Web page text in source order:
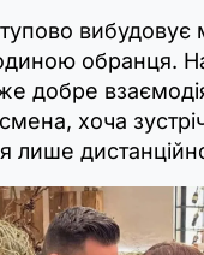
вибудовує
обранця.
добре
хоча
лише